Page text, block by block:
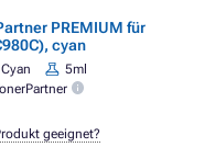
PREMIUM für
cyan
Cyan
5ml
geeignet?